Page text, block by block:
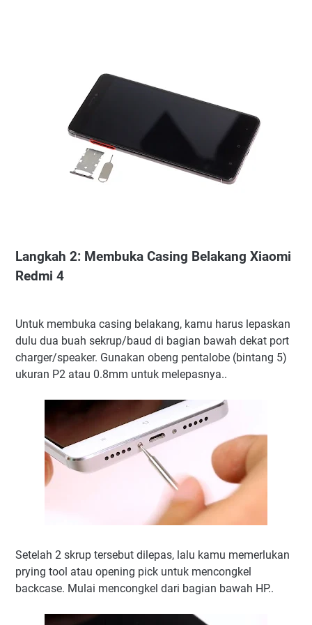
Langkah 2: Membuka Casing Belakang Xiaomi
Redmi 4
Untuk membuka casing belakang, kamu harus lepaskan
dulu dua buah sekrup/baud di bagian bawah dekat port
charger/speaker. Gunakan obeng pentalobe (bintang 5)
ukuran P2 atau 0.8mm untuk melepasnya..
Setelah 2 skrup tersebut dilepas, lalu kamu memerlukan
prying tool atau opening pick untuk mencongkel
backcase. Mulai mencongkel dari bagian bawah HP..